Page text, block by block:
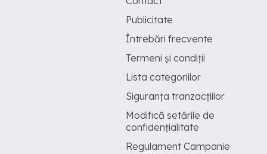
Publicitate
Întrebări frecvente
Termeni și condiții
Lista categoriilor
Siguranța tranzacțiilor
Modifică setările de
confidențialitate
Regulament Campanie